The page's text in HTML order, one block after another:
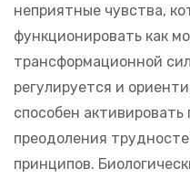
неприятные чувства,
функционировать как
трансформационной
регулируется и
способен
преодоления
принципов.